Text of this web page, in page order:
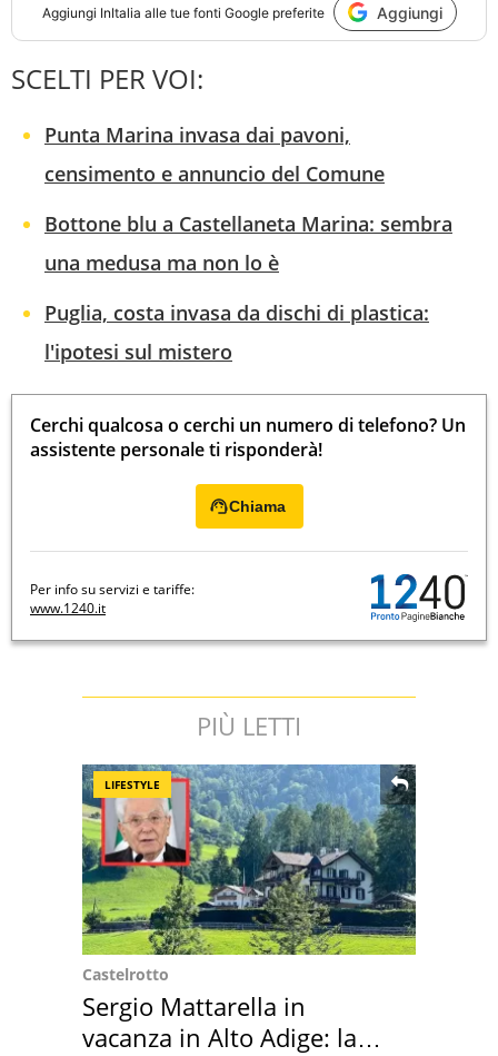
Aggiungi InItalia alle tue fonti Google preferite Aggiungi
SCELTI PER VOI:
Punta Marina invasa dai pavoni,
censimento e annuncio del Comune
Bottone blu a Castellaneta Marina: sembra
una medusa ma non lo è
Puglia, costa invasa da dischi di plastica:
l'ipotesi sul mistero
Cerchi qualcosa o cerchi un numero di telefono? Un
assistente personale ti risponderà!
Chiama
Per info su servizi e tariffe:
www.1240.it
PIÙ LETTI
LIFESTYLE
Castelrotto
Sergio Mattarella in
vacanza in Alto Adige: la